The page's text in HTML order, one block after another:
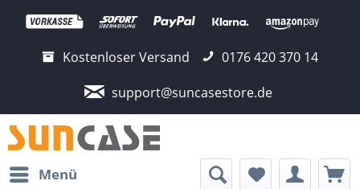
Kostenloser Versand
0176 420 370 14
support@suncasestore.de
Menü